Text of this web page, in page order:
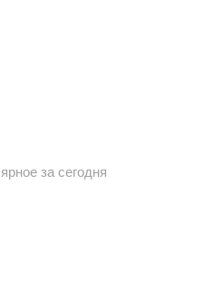
за сегодня